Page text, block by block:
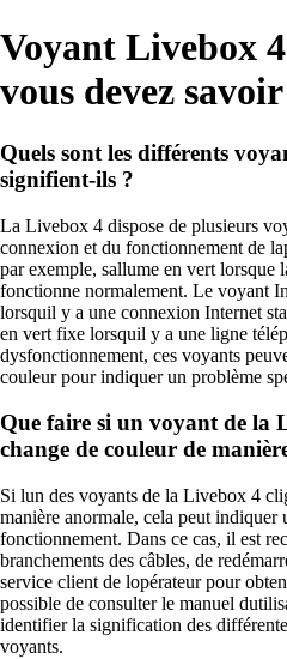
Voyant Livebox
vous devez savoir
Quels sont les différents
signifient-ils ?
La Livebox 4 dispose de plusieurs
connexion et du fonctionnement de
par exemple, sallume en vert lorsque
fonctionne normalement. Le voyant
lorsquil y a une connexion Internet
en vert fixe lorsquil y a une ligne
dysfonctionnement, ces voyants
couleur pour indiquer un problème
Que faire si un voyant de la
change de couleur de
Si lun des voyants de la Livebox 4
manière anormale, cela peut
fonctionnement. Dans ce cas, il est
branchements des câbles, de
service client de lopérateur pour
possible de consulter le manuel
identifier la signification des
voyants.